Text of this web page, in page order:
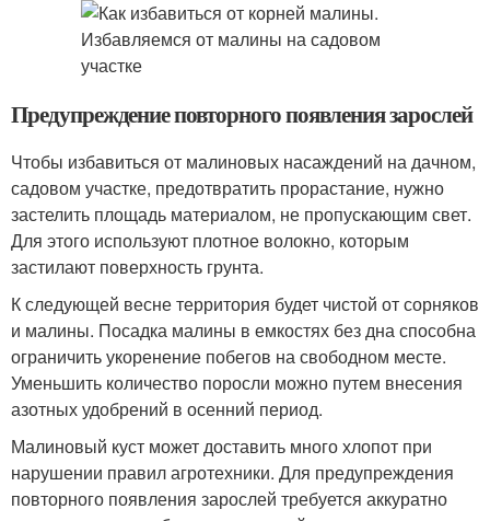
Предупреждение повторного появления зарослей
Чтобы избавиться от малиновых насаждений на дачном,
садовом участке, предотвратить прорастание, нужно
застелить площадь материалом, не пропускающим свет.
Для этого используют плотное волокно, которым
застилают поверхность грунта.
К следующей весне территория будет чистой от сорняков
и малины. Посадка малины в емкостях без дна способна
ограничить укоренение побегов на свободном месте.
Уменьшить количество поросли можно путем внесения
азотных удобрений в осенний период.
Малиновый куст может доставить много хлопот при
нарушении правил агротехники. Для предупреждения
повторного появления зарослей требуется аккуратно